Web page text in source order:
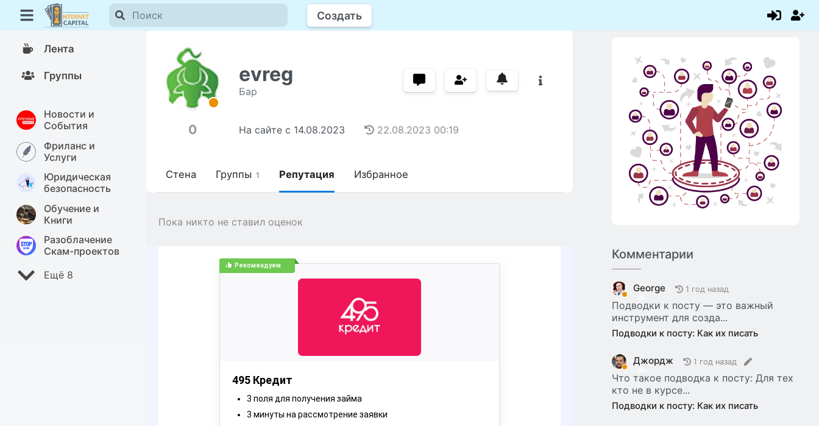
Создать
Лента
Группы
Новости и
События
Фриланс и
Услуги
Юридическая
безопасность
Обучение и
Книги
Разоблачение
Скам-проектов
Ещё 8
evreg
Бар
0 На сайте с 14.08.2023 22.08.2023 00:19
Стена Группы 1 Репутация Избранное
Пока никто не ставил оценок
Комментарии
George 1 год назад
Подводки к посту — это важный
инструмент для созда...
Подводки к посту: Как их писать
Джордж 1 год назад
Что такое подводка к посту: Для тех
кто не в курсе...
Подводки к посту: Как их писать